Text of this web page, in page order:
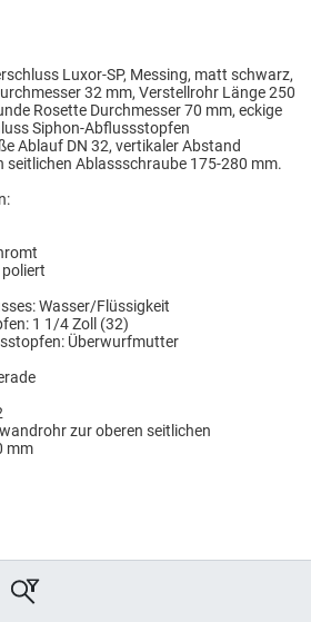
Luxor-SP, Messing, matt schwarz,
32 mm, Verstellrohr Länge 250
Rosette Durchmesser 70 mm, eckige
Siphon-Abflussstopfen
Ablauf DN 32, vertikaler Abstand
Ablassschraube 175-280 mm.
Wasser/Flüssigkeit
1 1/4 Zoll (32)
Überwurfmutter
zur oberen seitlichen
mm